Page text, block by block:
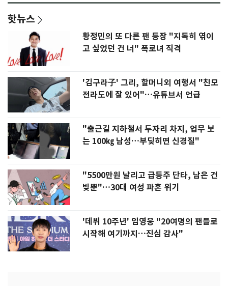
핫뉴스
황정민의 또 다른 팬 등장 "지독히 엮이
고 싶었던 건 너" 폭로녀 직격
'김구라子' 그리, 할머니외 여행서 "친모
전라도에 잘 있어"…유튜브서 언급
"출근길 지하철서 두자리 차지, 업무 보
는 100㎏ 남성…부딪히면 신경질"
"5500만원 날리고 급등주 단타, 남은 건
빚뿐"…30대 여성 파혼 위기
'데뷔 10주년' 임영웅 "20여명의 팬들로
시작해 여기까지…진심 감사"